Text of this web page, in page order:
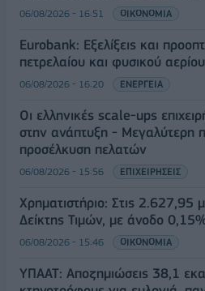
06/08/2026 - 16:51 ΟΙΚΟΝΟΜΙΑ
Eurobank: Εξελίξεις και
πετρελαίου και φυσικού
06/08/2026 - 16:20 ΕΝΕΡΓΕΙΑ
Οι ελληνικές scale-ups
στην ανάπτυξη - Μεγαλύτερη
προσέλκυση πελατών
06/08/2026 - 15:56 ΕΠΙΧΕΙΡΗΣΕΙΣ
Χρηματιστήριο: Στις 2.627,95
Δείκτης Τιμών, με άνοδο
06/08/2026 - 15:46 ΟΙΚΟΝΟΜΙΑ
ΥΠΑΑΤ: Αποζημιώσεις 38,1